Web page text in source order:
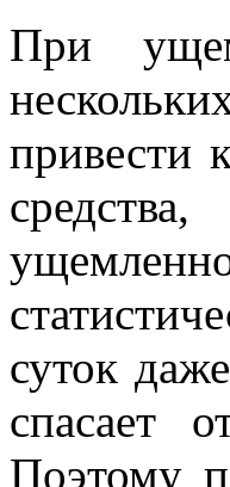
При
привести
суток
спасает
Поэтому